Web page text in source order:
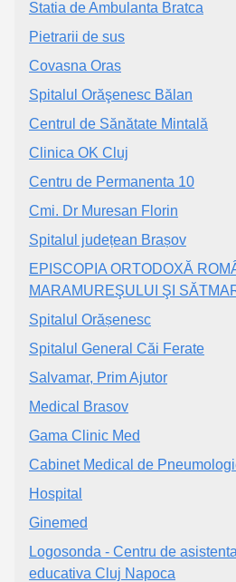
Statia de Ambulanta Bratca
Pietrarii de sus
Covasna Oras
Spitalul Orăşenesc Bălan
Centrul de Sănătate Mintală
Clinica OK Cluj
Centru de Permanenta 10
Cmi. Dr Muresan Florin
Spitalul județean Brașov
EPISCOPIA ORTODOXĂ
MARAMUREŞULUI ŞI
Spitalul Orășenesc
Spitalul General Căi Ferate
Salvamar, Prim Ajutor
Medical Brasov
Gama Clinic Med
Cabinet Medical de
Hospital
Ginemed
Logosonda - Centru de
educativa Cluj Napoca